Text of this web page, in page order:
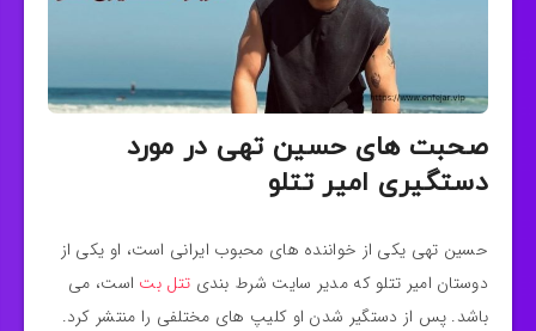
صحبت های حسین تهی در مورد
دستگیری امیر تتلو
حسین تهی یکی از خواننده های محبوب ایرانی است، او یکی از
دوستان امیر تتلو که مدیر سایت شرط بندی تتل بت است، می
باشد. پس از دستگیر شدن او کلیپ های مختلفی را منتشر کرد.